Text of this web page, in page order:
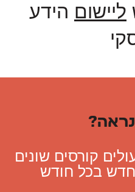
ליישום הידע
קורסים שונים
חדש בכל חודש